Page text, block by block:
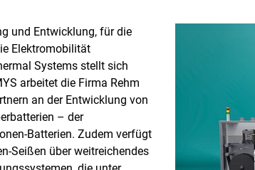
und Entwicklung, für die
Elektromobilität
Systems stellt sich
arbeitet die Firma Rehm
an der Entwicklung von
– der
Batterien. Zudem verfügt
Seißen über weitreichendes